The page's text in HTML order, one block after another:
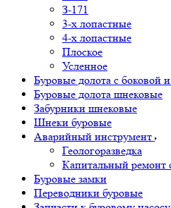
З-171
3-х лопастные
4-х лопастные
Плоское
Усленное
Буровые долота с бoковой
Буровые долота шнековые
Забурники шнековые
Шнеки буровые
Аварийный инструмент
Геологоразведка
Капитальный ремонт
Буровые замки
Переводники буровые